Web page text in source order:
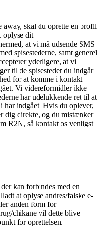
away, skal du oprette en profil
oplyse dit
at vi må udsende SMS
spisestederne, samt generel
yderligere, at vi
til de spisesteder du indgår
for at komme i kontakt
Vi videreformidler ikke
har udelukkende ret til at
har indgået. Hvis du oplever,
dig direkte, og du mistænker
R2N, så kontakt os venligst
kan forbindes med en
at oplyse andres/falske e-
anden form for
chikane vil dette blive
for oprettelsen.